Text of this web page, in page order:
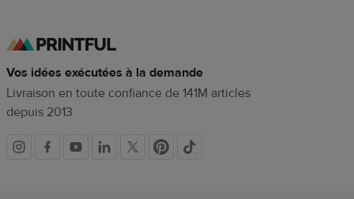
Vos idées exécutées à la demande
Livraison en toute confiance de 141M articles
depuis 2013
Liens